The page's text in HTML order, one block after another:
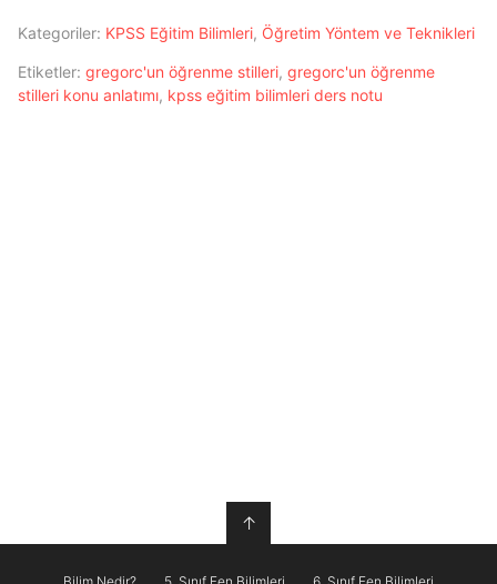
Kategoriler: KPSS Eğitim Bilimleri, Öğretim Yöntem ve Teknikleri
Etiketler: gregorc'un öğrenme stilleri, gregorc'un öğrenme
stilleri konu anlatımı, kpss eğitim bilimleri ders notu
↑